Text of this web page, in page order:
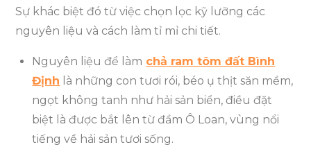
Sự khác biệt đó từ việc chọn lọc kỹ lưỡng các
nguyên liệu và cách làm tỉ mỉ chi tiết.
Nguyên liệu để làm chả ram tôm đất Bình
Định là những con tươi rói, béo ụ thịt săn mềm,
ngọt không tanh như hải sản biển, điều đặt
biệt là được bắt lên từ đầm Ô Loan, vùng nổi
tiếng về hải sản tươi sống.